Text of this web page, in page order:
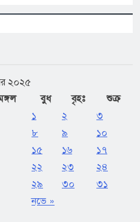
২০২৫
বুধ বৃহঃ শুক্র
নভে »
১ ২
৩
৮ ৯
১০
১৫ ১৬
১৭
২২ ২৩
২৪
২৯ ৩০ ৩১